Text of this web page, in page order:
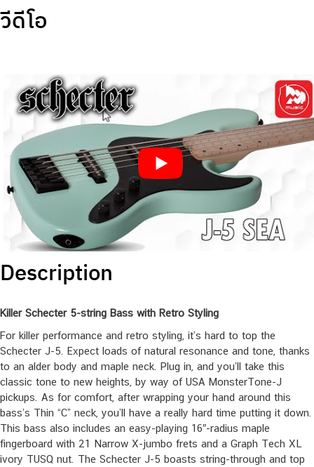
วีดีโอ
Description
Killer Schecter 5-string Bass with Retro Styling
For killer performance and retro styling, it’s hard to top the
Schecter J-5. Expect loads of natural resonance and tone, thanks
to an alder body and maple neck. Plug in, and you’ll take this
classic tone to new heights, by way of USA MonsterTone-J
pickups. As for comfort, after wrapping your hand around this
bass’s Thin “C” neck, you’ll have a really hard time putting it down.
This bass also includes an easy-playing 16″-radius maple
fingerboard with 21 Narrow X-jumbo frets and a Graph Tech XL
ivory TUSQ nut. The Schecter J-5 boasts string-through and top